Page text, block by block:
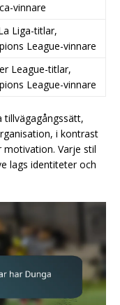
vinnare
Liga-titlar,
League-vinnare
League-titlar,
League-vinnare
tillvägagångssätt,
i kontrast
Varje stil
lags identiteter och